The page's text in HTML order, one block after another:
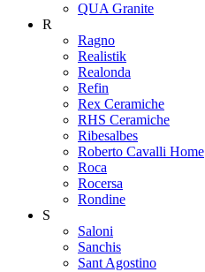
QUA Granite
R
Ragno
Realistik
Realonda
Refin
Rex Ceramiche
RHS Ceramiche
Ribesalbes
Roberto Cavalli Home
Roca
Rocersa
Rondine
S
Saloni
Sanchis
Sant Agostino